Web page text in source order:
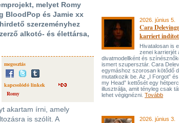
melyet Romy
BloodPop és Jamie xx
szerzeményhez
alkotó- és élettársa,
megosztás
kapcsolódó linkek
Romy
akartam írni, amely
is szólít. A
2026. június 5.
Cara
karriert
Hivatalosan is
zenei karrierjét
divatmodellként és
ismert szupersztár. Cara
egymáshoz szorosan kötődő
mutatkozik be. Az „I Forgot”
my Head” kettősét egy
illusztrálja, amit tényleg csak
lehet végignézni. Tovább
2026. június 3.